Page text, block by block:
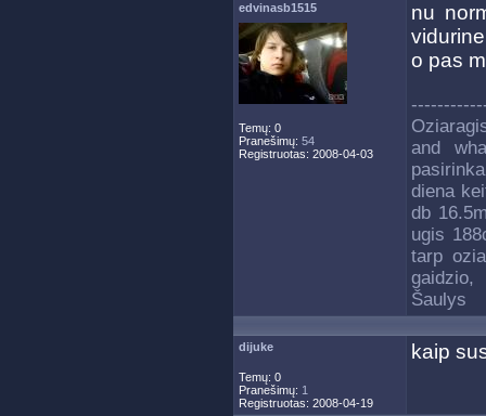
edvinasb1515
Temų: 0
Pranešimų: 54
Registruotas: 2008-04-03
nu
o pas
and
diena
db
ugis
tarp
gaidzio,
Šaulys
dijuke
Temų: 0
Pranešimų: 1
Registruotas: 2008-04-19
kaip